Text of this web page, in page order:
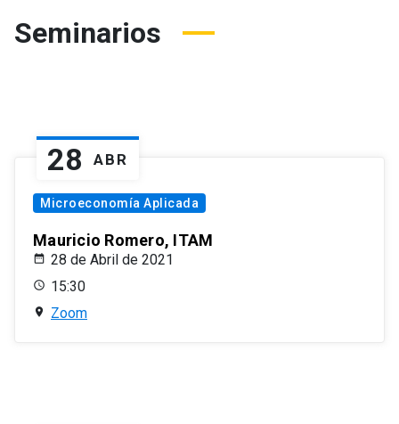
Seminarios
28 ABR
Microeconomía Aplicada
Mauricio Romero, ITAM
28 de Abril de 2021
15:30
Zoom